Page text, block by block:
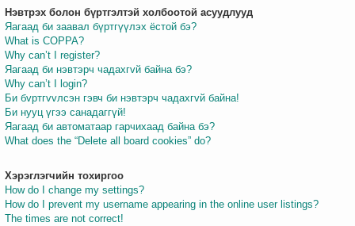
Нэвтрэх болон бүртгэлтэй холбоотой асуудлууд
Яагаад би заавал бүртгүүлэх ёстой бэ?
What is COPPA?
Why can’t I register?
Яагаад би нэвтэрч чадахгvй байна бэ?
Why can’t I login?
Би бvртгvvлсэн гэвч би нэвтэрч чадахгvй байна!
Би нууц үгээ санадаггүй!
Яагаад би автоматаар гарчихаад байна бэ?
What does the “Delete all board cookies” do?
Хэрэглэгчийн тохиргоо
How do I change my settings?
How do I prevent my username appearing in the online user listings?
The times are not correct!